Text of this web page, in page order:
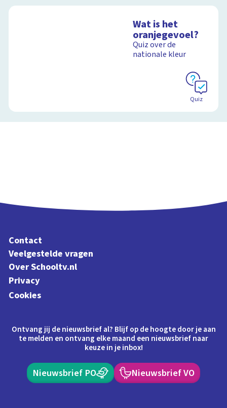
Wat is het
oranjegevoel?
Quiz over de
nationale kleur
Quiz
Contact
Veelgestelde vragen
Over Schooltv.nl
Privacy
Cookies
Ontvang jij de nieuwsbrief al? Blijf op de hoogte door je aan
te melden en ontvang elke maand een nieuwsbrief naar
keuze in je inbox!
Nieuwsbrief PO Nieuwsbrief VO